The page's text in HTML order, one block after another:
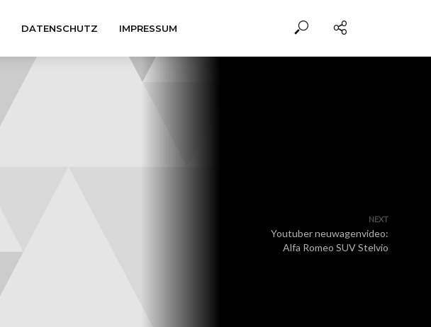
DATENSCHUTZ IMPRESSUM
NEXT
Youtuber neuwagenvideo:
Alfa Romeo SUV Stelvio